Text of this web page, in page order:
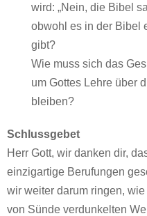
wird: „Nein, die Bibel
obwohl es in der Bibel
gibt?
Wie muss sich das
um Gottes Lehre über
bleiben?
Schlussgebet
Herr Gott, wir danken dir,
einzigartige Berufungen
wir weiter darum ringen,
von Sünde verdunkelten